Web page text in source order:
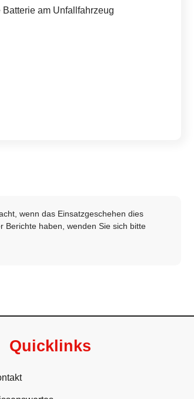
am Unfallfahrzeug
wenn das Einsatzgeschehen dies
Berichte haben, wenden Sie sich bitte
Quicklinks